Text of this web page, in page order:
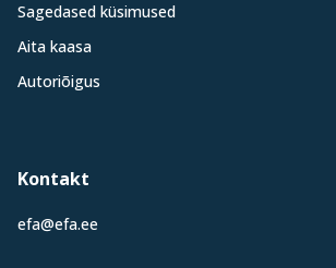
Sagedased küsimused
Aita kaasa
Autoriõigus
Kontakt
efa@efa.ee